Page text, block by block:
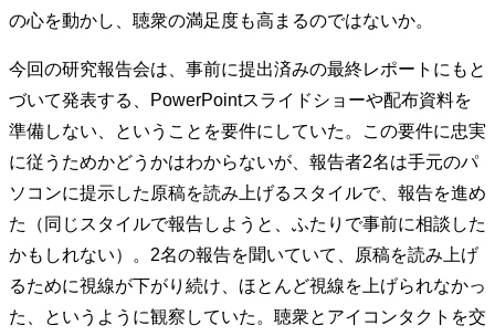
の心を動かし、聴衆の満足度も高まるのではないか。
今回の研究報告会は、事前に提出済みの最終レポートにもと
づいて発表する、PowerPointスライドショーや配布資料を
準備しない、ということを要件にしていた。この要件に忠実
に従うためかどうかはわからないが、報告者2名は手元のパ
ソコンに提示した原稿を読み上げるスタイルで、報告を進め
た（同じスタイルで報告しようと、ふたりで事前に相談した
かもしれない）。2名の報告を聞いていて、原稿を読み上げ
るために視線が下がり続け、ほとんど視線を上げられなかっ
た、というように観察していた。聴衆とアイコンタクトを交